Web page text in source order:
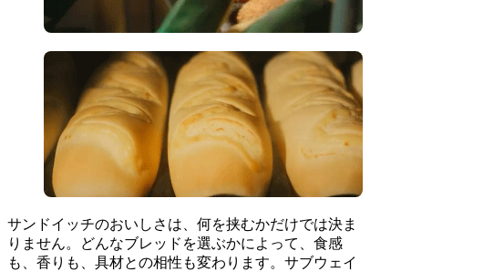
サンドイッチのおいしさは、何を挟むかだけでは決ま
りません。どんなブレッドを選ぶかによって、食感
も、香りも、具材との相性も変わります。サブウェイ